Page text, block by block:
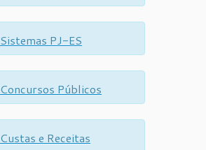
Sistemas PJ-ES
Concursos Públicos
Custas e Receitas